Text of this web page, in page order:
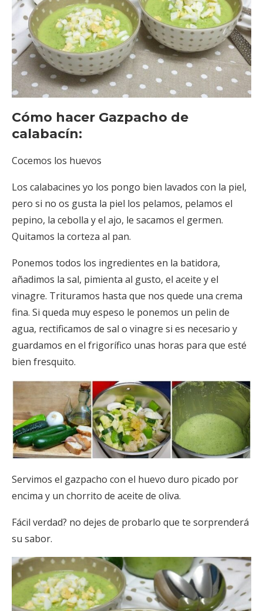
Cómo hacer Gazpacho de
calabacín:
Cocemos los huevos
Los calabacines yo los pongo bien lavados con la piel,
pero si no os gusta la piel los pelamos, pelamos el
pepino, la cebolla y el ajo, le sacamos el germen.
Quitamos la corteza al pan.
Ponemos todos los ingredientes en la batidora,
añadimos la sal, pimienta al gusto, el aceite y el
vinagre. Trituramos hasta que nos quede una crema
fina. Si queda muy espeso le ponemos un pelin de
agua, rectificamos de sal o vinagre si es necesario y
guardamos en el frigorífico unas horas para que esté
bien fresquito.
Servimos el gazpacho con el huevo duro picado por
encima y un chorrito de aceite de oliva.
Fácil verdad? no dejes de probarlo que te sorprenderá
su sabor.